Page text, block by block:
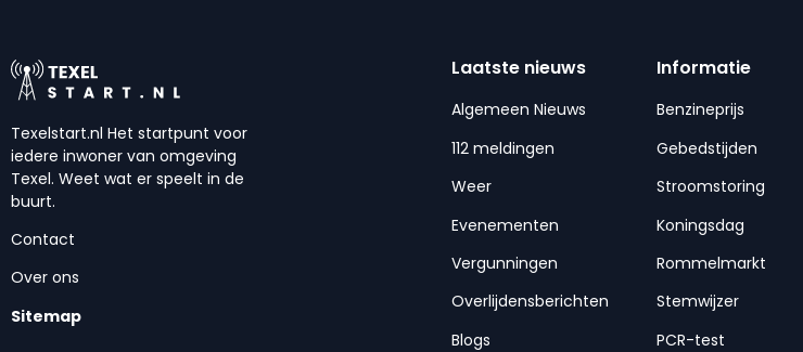
Texelstart.nl Het startpunt voor
iedere inwoner van omgeving
Texel. Weet wat er speelt in de
buurt.
Contact
Over ons
Sitemap
Laatste nieuws
Algemeen Nieuws
112 meldingen
Weer
Evenementen
Vergunningen
Overlijdensberichten
Blogs
Informatie
Benzineprijs
Gebedstijden
Stroomstoring
Koningsdag
Rommelmarkt
Stemwijzer
PCR-test